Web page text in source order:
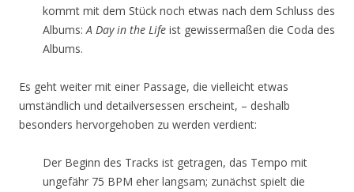
kommt mit dem Stück noch etwas nach dem Schluss des
Albums:A Day in the Life ist gewissermaßen die Coda des
Albums.
Es geht weiter mit einer Passage, die vielleicht etwas
umständlich und detailversessen erscheint, – deshalb
besonders hervorgehoben zu werden verdient:
Der Beginn des Tracks ist getragen, das Tempo mit
ungefähr 75 BPM eher langsam; zunächst spielt die